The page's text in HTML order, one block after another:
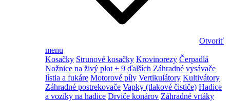
Otvoriť
menu
Kosačky Strunové kosačky Krovinorezy Čerpadlá
Nožnice na živý plot + 9 ďalších Záhradné vysávače
lístia a fukáre Motorové píly Vertikulátory Kultivátory
Záhradné postrekovače Vapky (tlakové čističe) Hadice
a vozíky na hadice Drviče konárov Záhradné vrtáky